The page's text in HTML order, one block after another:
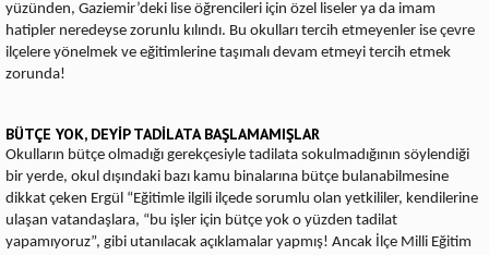
yüzünden, Gaziemir’deki lise öğrencileri için özel liseler ya da imam
hatipler neredeyse zorunlu kılındı. Bu okulları tercih etmeyenler ise çevre
ilçelere yönelmek ve eğitimlerine taşımalı devam etmeyi tercih etmek
zorunda!
BÜTÇE YOK, DEYİP TADİLATA BAŞLAMAMIŞLAR
Okulların bütçe olmadığı gerekçesiyle tadilata sokulmadığının söylendiği
bir yerde, okul dışındaki bazı kamu binalarına bütçe bulanabilmesine
dikkat çeken Ergül “Eğitimle ilgili ilçede sorumlu olan yetkililer, kendilerine
ulaşan vatandaşlara, “bu işler için bütçe yok o yüzden tadilat
yapamıyoruz”, gibi utanılacak açıklamalar yapmış! Ancak İlçe Milli Eğitim